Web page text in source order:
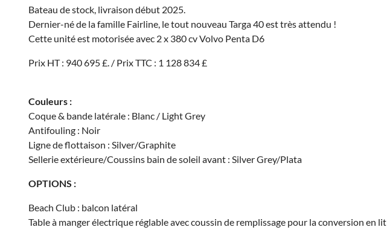
Bateau de stock, livraison début 2025.
Dernier-né de la famille Fairline, le tout nouveau Targa 40 est très attendu !
Cette unité est motorisée avec 2 x 380 cv Volvo Penta D6
Prix HT : 940 695 £. / Prix TTC : 1 128 834 £
Couleurs :
Coque & bande latérale : Blanc / Light Grey
Antifouling : Noir
Ligne de flottaison : Silver/Graphite
Sellerie extérieure/Coussins bain de soleil avant : Silver Grey/Plata
OPTIONS :
Beach Club : balcon latéral
Table à manger électrique réglable avec coussin de remplissage pour la conversion en lit